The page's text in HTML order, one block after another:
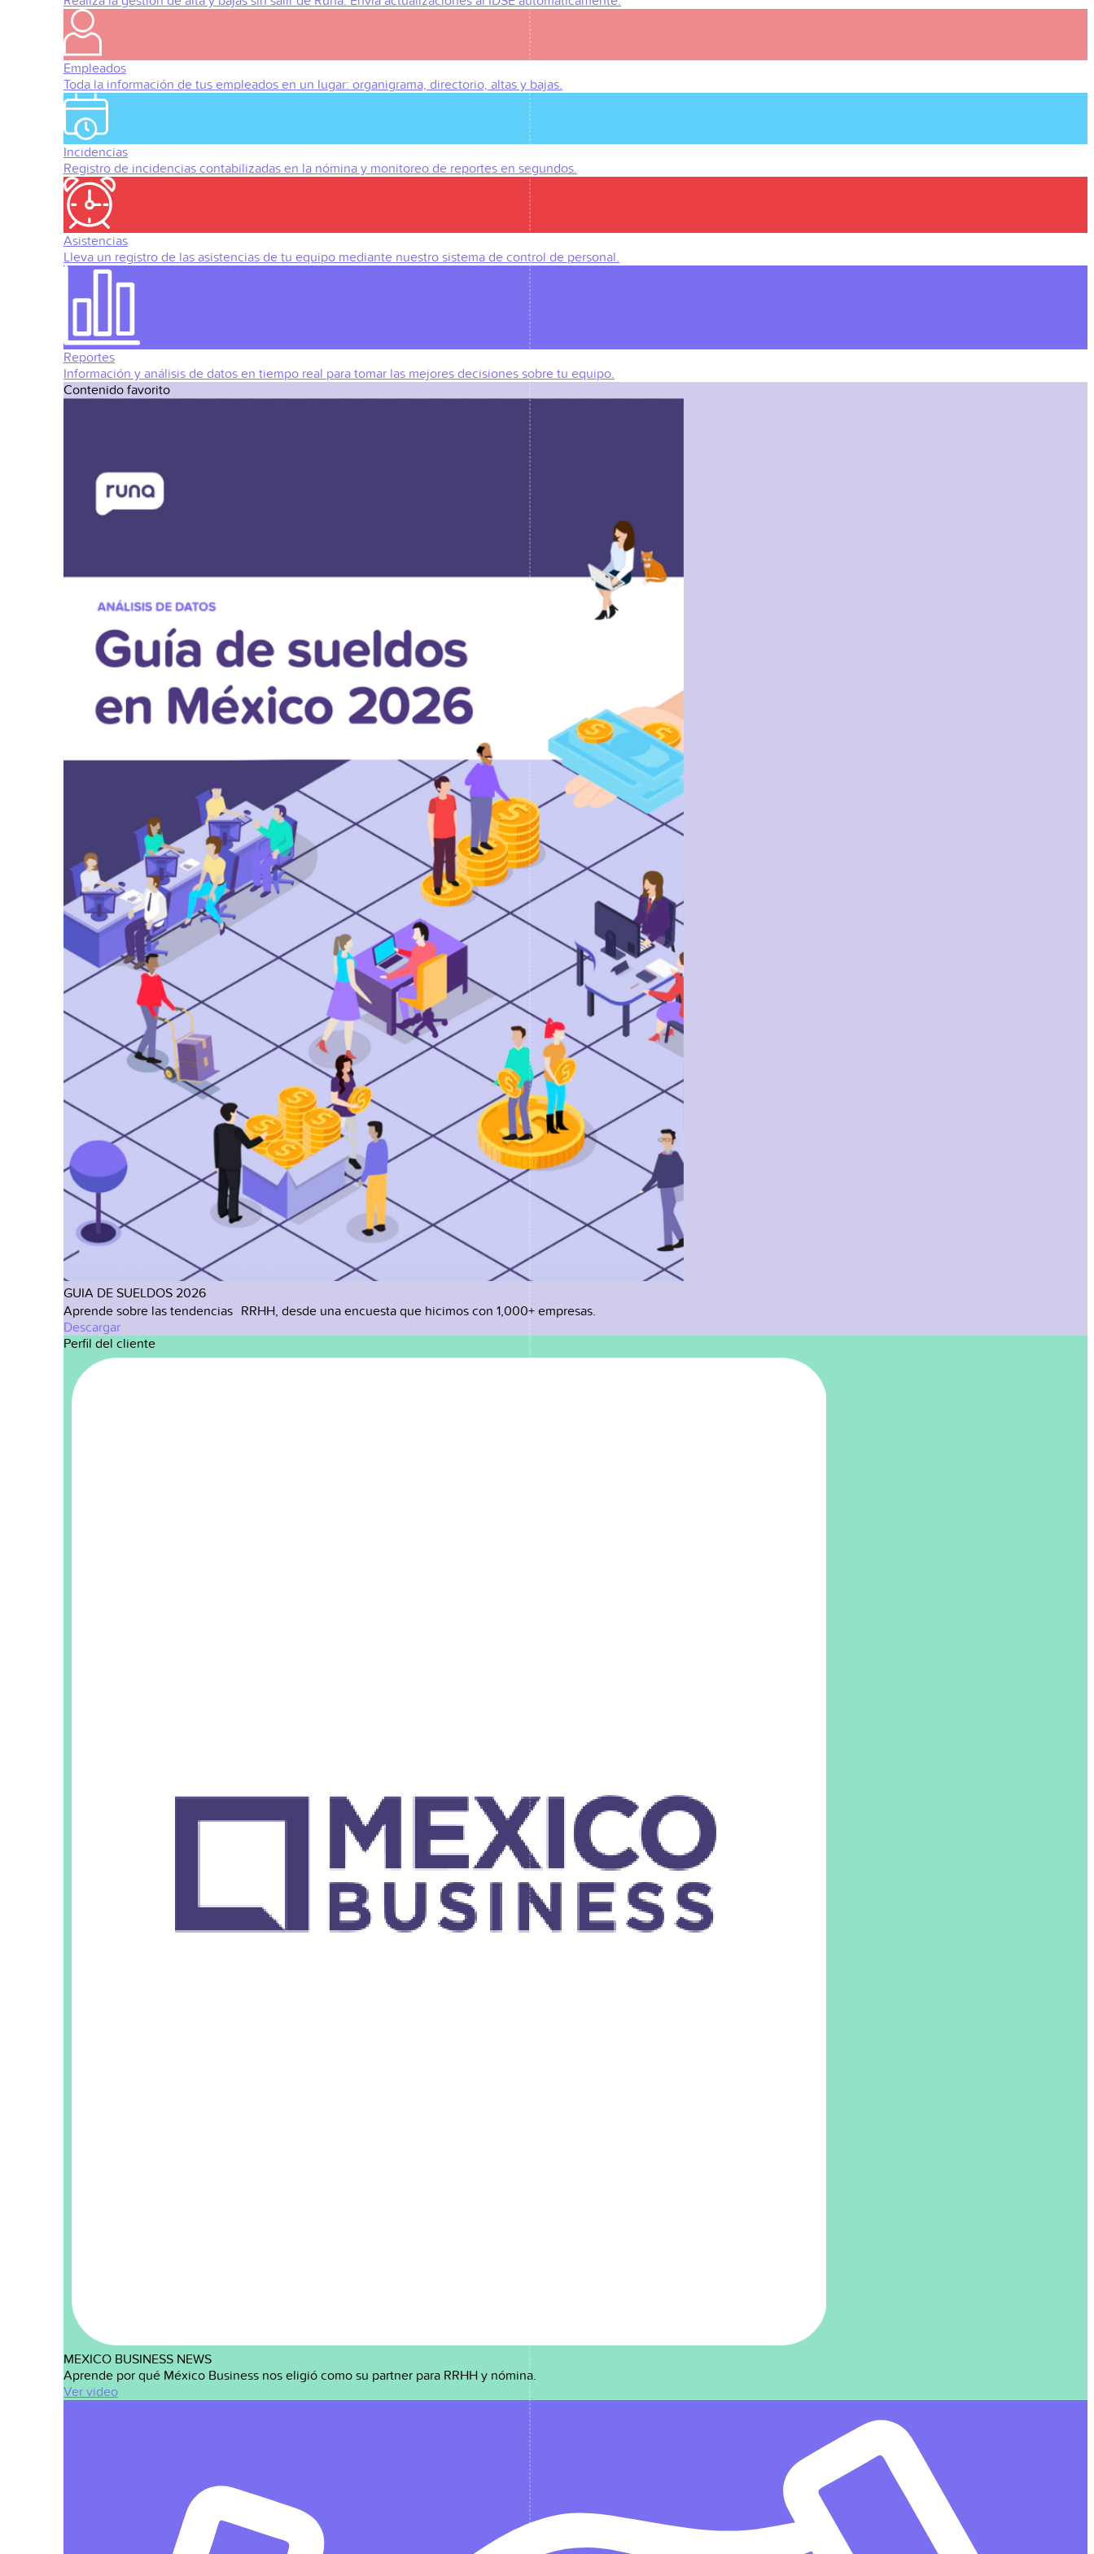
Empleados
Toda la información de tus empleados en un lugar: organigrama, directorio, altas y bajas.
Incidencias
Registro de incidencias contabilizadas en la nómina y monitoreo de reportes en segundos.
Asistencias
Lleva un registro de las asistencias de tu equipo mediante nuestro sistema de control de personal.
Reportes
Información y análisis de datos en tiempo real para tomar las mejores decisiones sobre tu equipo.
Contenido favorito
GUIA DE SUELDOS 2026
Aprende sobre las tendencias RRHH, desde una encuesta que hicimos con 1,000+ empresas.
Descargar
Perfil del cliente
MEXICO BUSINESS NEWS
Aprende por qué México Business nos eligió como su partner para RRHH y nómina.
Ver video